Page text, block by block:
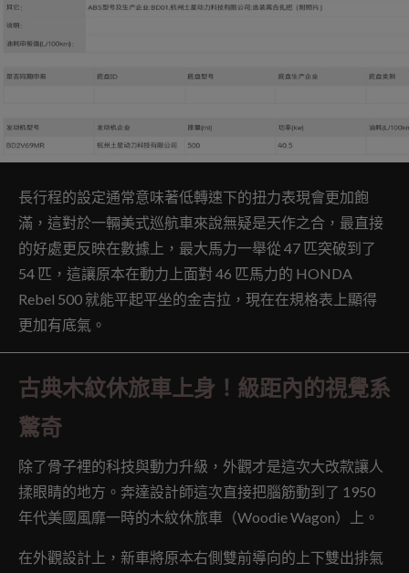
長行程的設定通常意味著低轉速下的扭力表現會更加飽
滿，這對於一輛美式巡航車來說無疑是天作之合，最直接
的好處更反映在數據上，最大馬力一舉從 47 匹突破到了
54 匹，這讓原本在動力上面對 46 匹馬力的 HONDA
Rebel 500 就能平起平坐的金吉拉，現在在規格表上顯得
更加有底氣。
古典木紋休旅車上身！級距內的視覺系
驚奇
除了骨子裡的科技與動力升級，外觀才是這次大改款讓人
揉眼睛的地方。奔達設計師這次直接把腦筋動到了 1950
年代美國風靡一時的木紋休旅車（Woodie Wagon）上。
在外觀設計上，新車將原本右側雙前導向的上下雙出排氣